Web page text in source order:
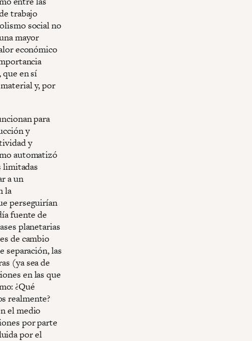
trabajo
social no
mayor
económico
en sí
y, por
para
y
y
automatizó
limitadas
a un
la
perseguirían
fuente de
planetarias
de cambio
separación, las
(ya sea de
en las que
¿Qué
realmente?
el medio
por parte
por el